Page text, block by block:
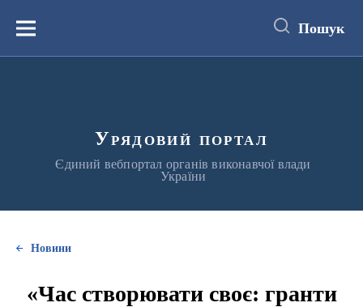
вмістуМеню Пошук
Урядовий портал
Єдиний вебпортал органів виконавчої влади
України
Новини
«Час створювати своє: гранти